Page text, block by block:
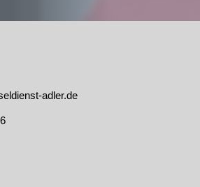
adler.de